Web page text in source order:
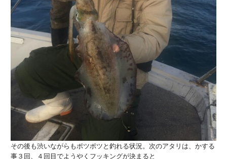
その後も渋いながらもポツポツと釣れる状況。次のアタリは、かする
事３回、４回目でようやくフッキングが決まると